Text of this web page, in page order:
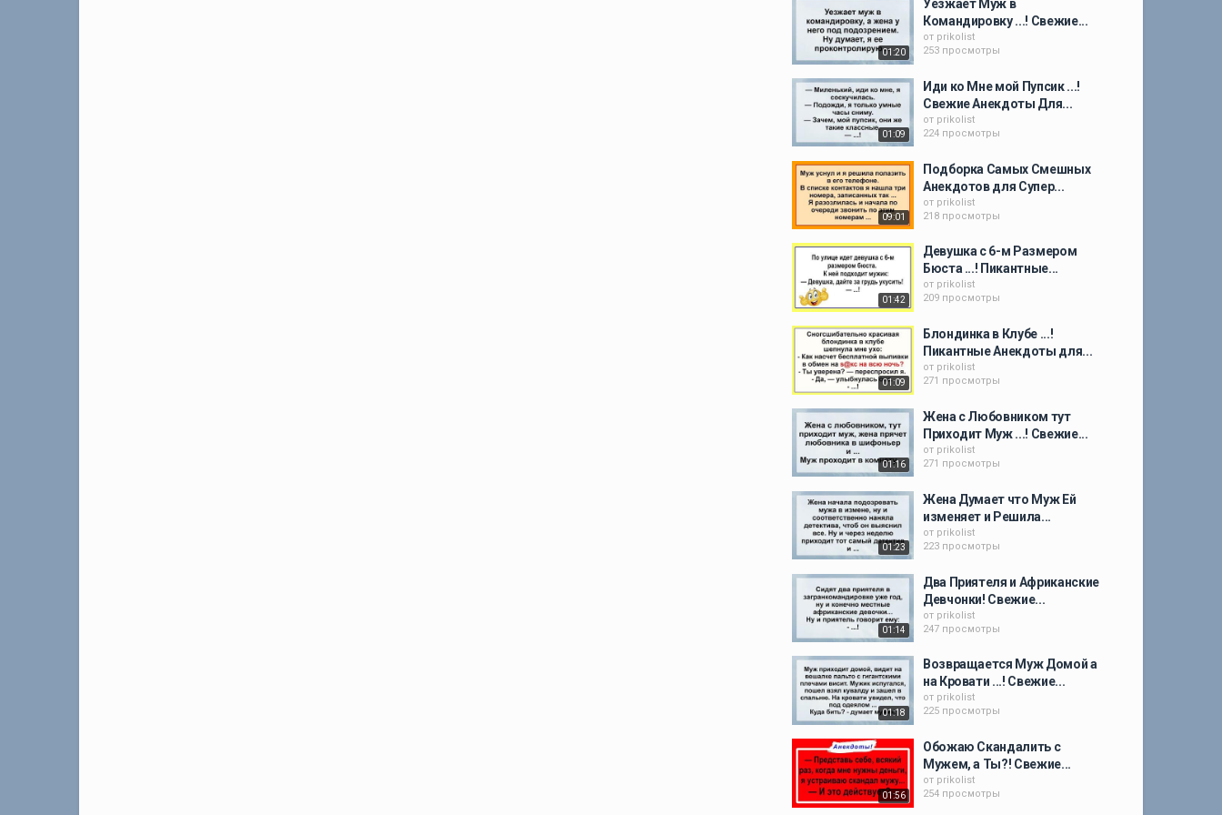
01:20
Уезжает Муж в
Командировку ...! Свежие...
от prikolist
253 просмотры
01:09
Иди ко Мне мой Пупсик ...!
Свежие Анекдоты Для...
от prikolist
224 просмотры
09:01
Подборка Самых Смешных
Анекдотов для Супер...
от prikolist
218 просмотры
01:42
Девушка с 6-м Размером
Бюста ...! Пикантные...
от prikolist
209 просмотры
01:09
Блондинка в Клубе ...!
Пикантные Анекдоты для...
от prikolist
271 просмотры
01:16
Жена с Любовником тут
Приходит Муж ...! Свежие...
от prikolist
271 просмотры
01:23
Жена Думает что Муж Ей
изменяет и Решила...
от prikolist
223 просмотры
01:14
Два Приятеля и Африканские
Девчонки! Свежие...
от prikolist
247 просмотры
01:18
Возвращается Муж Домой а
на Кровати ...! Свежие...
от prikolist
225 просмотры
01:56
Обожаю Скандалить с
Мужем, а Ты?! Свежие...
от prikolist
254 просмотры